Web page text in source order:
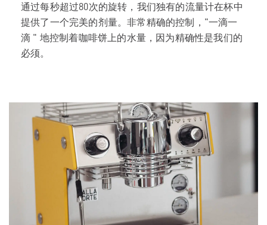
通过每秒超过80次的旋转，我们独有的流量计在杯中
提供了一个完美的剂量。非常精确的控制，"一滴一
滴 " 地控制着咖啡饼上的水量，因为精确性是我们的
必须。